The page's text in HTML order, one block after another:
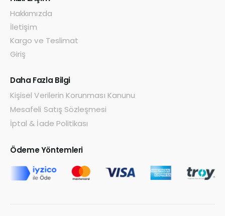
Hakkımızda
İletişim
Kargo ve Teslimat
Giriş
Daha Fazla Bilgi
Kişisel Verilerin Korunması Kanunu
Mesafeli Satış Sözleşmesi
İptal & İade Politikası
Ödeme Yöntemleri